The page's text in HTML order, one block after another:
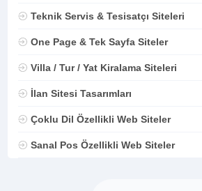
Teknik Servis & Tesisatçı Siteleri
One Page & Tek Sayfa Siteler
Villa / Tur / Yat Kiralama Siteleri
İlan Sitesi Tasarımları
Çoklu Dil Özellikli Web Siteler
Sanal Pos Özellikli Web Siteler